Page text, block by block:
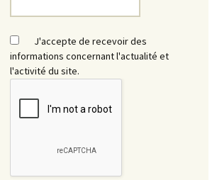
J'accepte de recevoir des
informations concernant l'actualité et
l'activité du site.